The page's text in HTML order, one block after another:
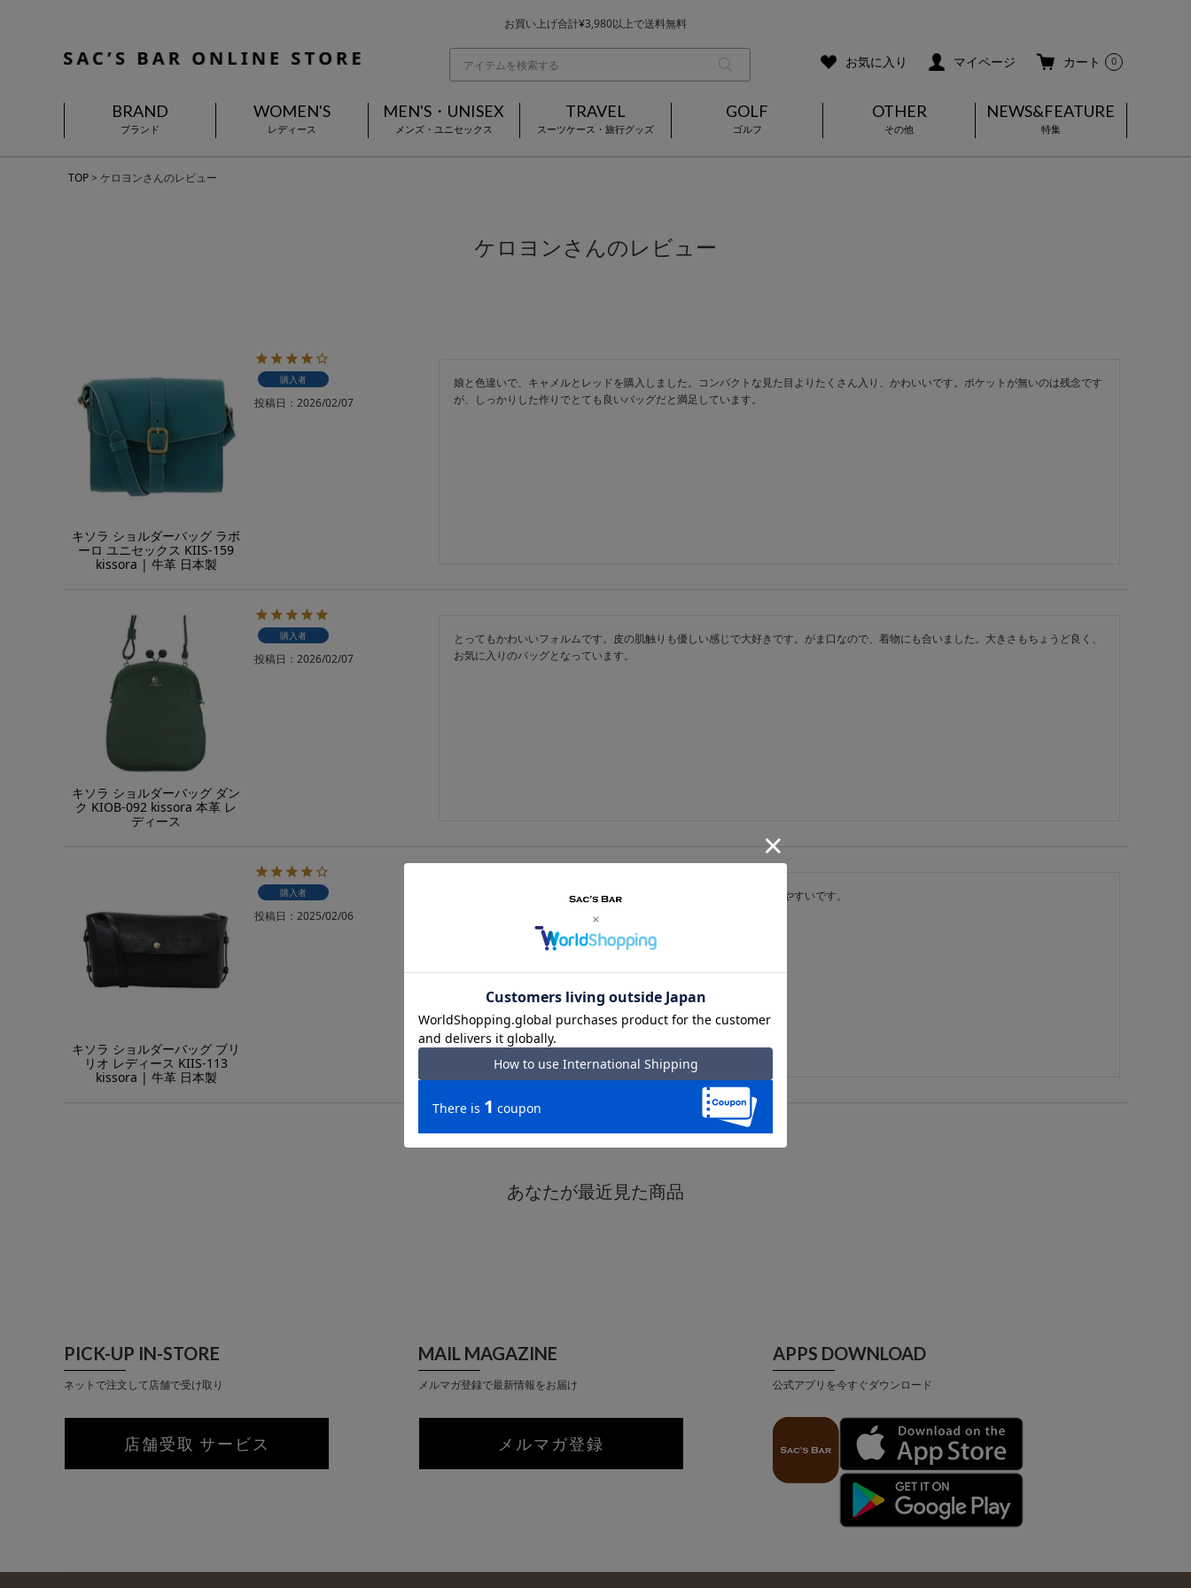
お買い上げ合計¥3,980以上で送料無料
当日～翌営業日を目安に順次発送（一部お取り寄せ商品を除く）
お気に入り マイページ カート 0
BRAND
ブランド
WOMEN'S
レディース
MEN'S・UNISEX
メンズ・ユニセックス
TRAVEL
スーツケース・旅行グッズ
GOLF
ゴルフ
OTHER
その他
NEWS&FEATURE
特集
TOP ケロヨンさんのレビュー
ケロヨンさんのレビュー
キソラ ショルダーバッグ ラボ
ーロ ユニセックス KIIS-159
kissora | 牛革 日本製
購入者
投稿日 2026/02/07
娘と色違いで、キャメルとレッドを購入しました。コンパクトな見た目よりたくさん入り、かわいいです。ポケットが無いのは残念です
が、しっかりした作りでとても良いバッグだと満足しています。
キソラ ショルダーバッグ ダン
ク KIOB-092 kissora 本革 レ
ディース
購入者
投稿日 2026/02/07
とってもかわいいフォルムです。皮の肌触りも優しい感じで大好きです。がま口なので、着物にも合いました。大きさもちょうど良く、
お気に入りのバッグとなっています。
キソラ ショルダーバッグ ブリ
リオ レディース KIIS-113
kissora | 牛革 日本製
購入者
投稿日 2025/02/06
革がとても柔らかく馴染みやすく、シンプルなデザインなので、使いやすいです。
最初、赤色を購入し、とても良かったので、緑色を注文しました。
たいへん気にいってます。
あなたが最近見た商品
PICK-UP IN-STORE
ネットで注文して店舗で受け取り
店舗受取 サービス
MAIL MAGAZINE
メルマガ登録で最新情報をお届け
メルマガ登録
APPS DOWNLOAD
公式アプリを今すぐダウンロード